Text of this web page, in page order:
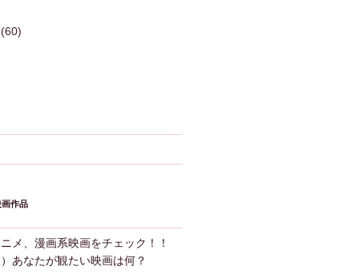
作品
メ、漫画系映画をチェック！！
）あなたが観たい映画は何？